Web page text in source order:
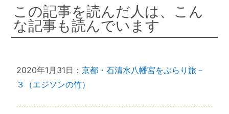
この記事を読んだ人は、こん
な記事も読んでいます
2020年1月31日：京都・石清水八幡宮をぶらり旅－
３（エジソンの竹）